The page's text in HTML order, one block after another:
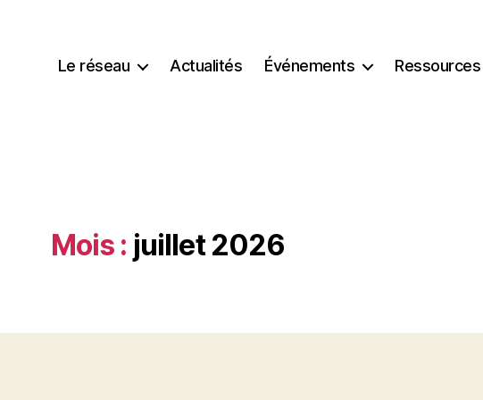
Le réseau Actualités Événements Ressources
Mois : juillet 2026